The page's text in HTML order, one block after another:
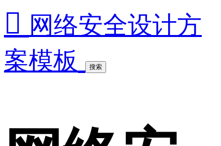
 网络安全设计方
案模板
搜索